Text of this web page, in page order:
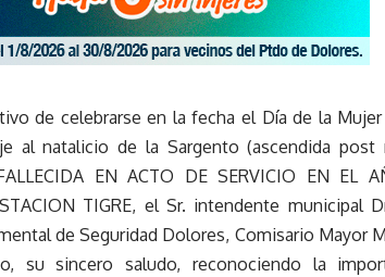
de celebrarse en la fecha el Día de la
al natalicio de la Sargento (ascendida post
EN ACTO DE SERVICIO EN EL
TIGRE, el Sr. intendente municipal
de Seguridad Dolores, Comisario Mayor
su sincero saludo, reconociendo la